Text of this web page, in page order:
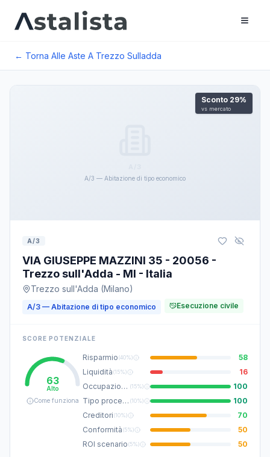
← Torna Alle Aste A Trezzo Sulladda
A/3 — Abitazione di tipo economico
Sconto 29%
vs mercato
A/3
VIA GIUSEPPE MAZZINI 35 - 20056 -
Trezzo sull'Adda - MI - Italia
Trezzo sull'Adda (Milano)
A/3 — Abitazione di tipo economico Esecuzione civile
SCORE POTENZIALE
63
Alto
Come funziona
Risparmio(40%)
58
Liquidità(15%)
16
Occupazione (15%)
100
Tipo procedura (10%)
100
Creditori(10%)
70
Conformità(5%)
50
ROI scenario(5%) 50